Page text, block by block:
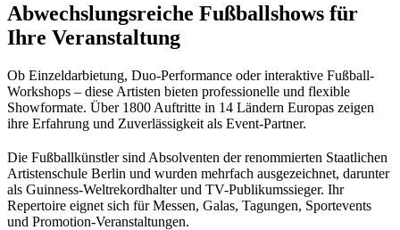
Abwechslungsreiche Fußballshows für
Ihre Veranstaltung
Ob Einzeldarbietung, Duo-Performance oder interaktive Fußball-
Workshops – diese Artisten bieten professionelle und flexible
Showformate. Über 1800 Auftritte in 14 Ländern Europas zeigen
ihre Erfahrung und Zuverlässigkeit als Event-Partner.
Die Fußballkünstler sind Absolventen der renommierten Staatlichen
Artistenschule Berlin und wurden mehrfach ausgezeichnet, darunter
als Guinness-Weltrekordhalter und TV-Publikumssieger. Ihr
Repertoire eignet sich für Messen, Galas, Tagungen, Sportevents
und Promotion-Veranstaltungen.